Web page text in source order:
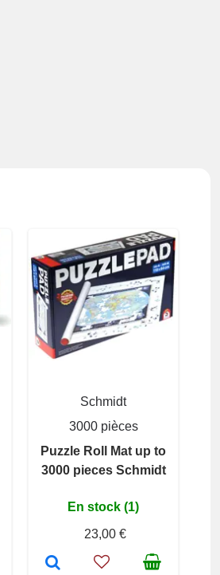
Schmidt
3000 pièces
Puzzle Roll Mat up to
3000 pieces Schmidt
En stock (1)
23,00 €